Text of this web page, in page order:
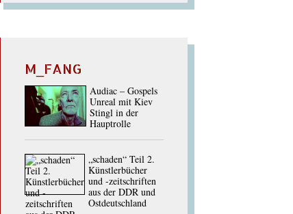
M_FANG
Audiac – Gospels
Unreal mit Kiev
Stingl in der
Hauptrolle
„schaden“ Teil 2.
Künstlerbücher
und -zeitschriften
aus der DDR und
Ostdeutschland